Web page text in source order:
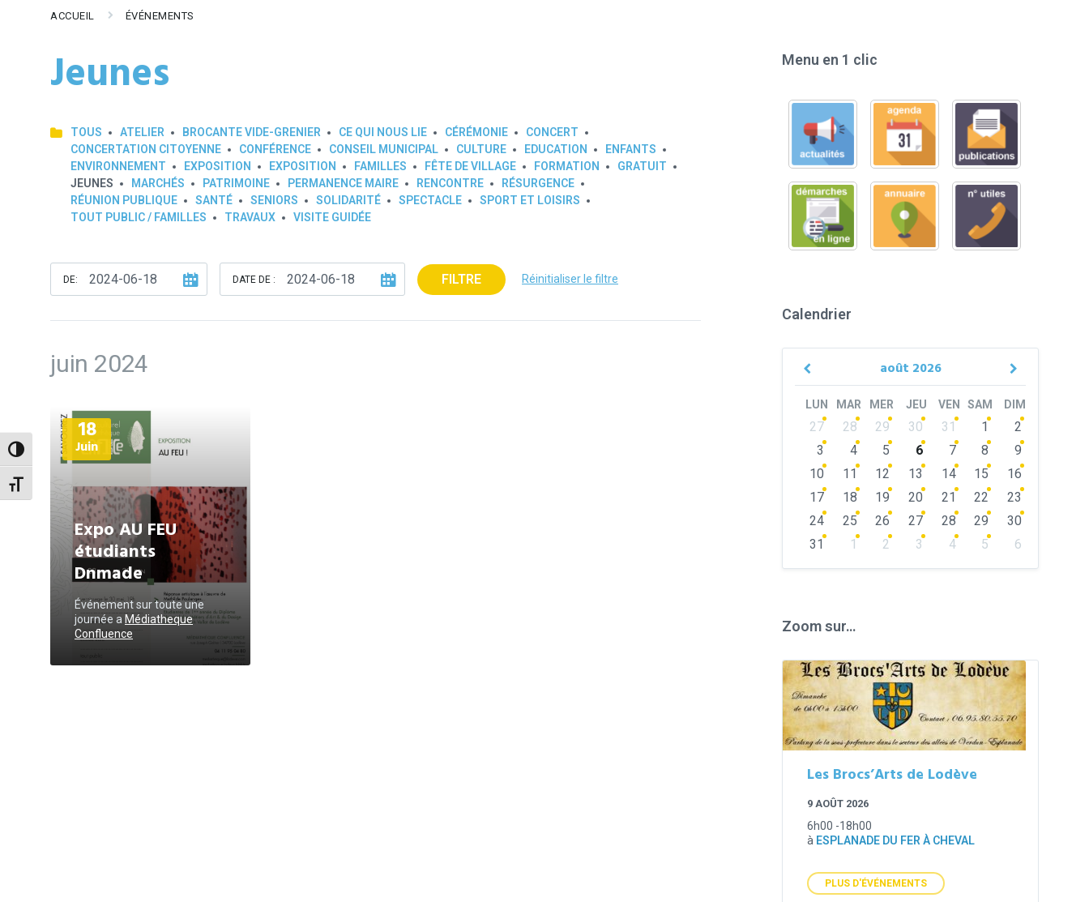
Passer en contraste élevé
Changer la taille de la police
ACCUEIL ÉVÉNEMENTS
Jeunes
TOUS ATELIER BROCANTE VIDE-GRENIER CE QUI NOUS LIE CÉRÉMONIE
CONCERT
CONCERTATION CITOYENNE
CONFÉRENCE CONSEIL MUNICIPAL CULTURE EDUCATION
ENFANTS
ENVIRONNEMENT
EXPOSITION EXPOSITION FAMILLES FÊTE DE VILLAGE FORMATION
GRATUIT
JEUNES
MARCHÉS PATRIMOINE PERMANENCE MAIRE RENCONTRE
RÉSURGENCE
RÉUNION PUBLIQUE
SANTÉ SENIORS SOLIDARITÉ SPECTACLE
SPORT ET LOISIRS
TOUT PUBLIC / FAMILLES
TRAVAUX VISITE GUIDÉE
DE: DATE DE : FILTRE Réinitialiser le filtre
juin 2024
18
Juin
Expo AU FEU
étudiants
Dnmade
Événement sur toute une
journée a Médiatheque
Confluence
Plus
d'informations
Menu en 1 clic
Calendrier
août 2026
Previous
Next
LUN MAR MER JEU VEN SAM DIM
Skip
calendar
days
27 28 29 30 31 1
2
3
4 5 6 7 8
9
10
11 12 13 14 15
16
17
18 19 20 21 22
23
24
25 26 27 28 29
30
31
1 2 3 4 5
6
Zoom sur…
Les Brocs’Arts de Lodève
9 AOÛT 2026
6h00 -18h00
à ESPLANADE DU FER À CHEVAL
PLUS D'ÉVÉNEMENTS